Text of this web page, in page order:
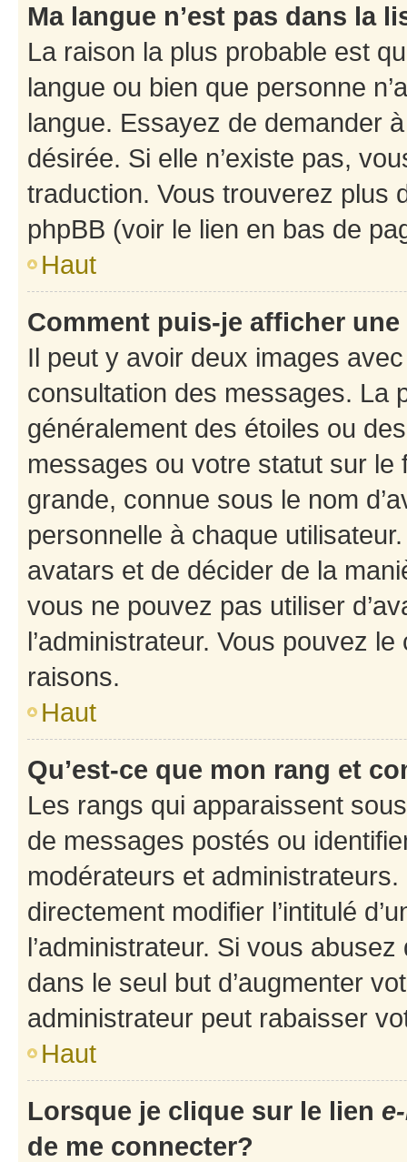
Ma langue n’est pas dans la
La raison la plus probable est
langue ou bien que personne
langue. Essayez de demander
désirée. Si elle n’existe pas,
traduction. Vous trouverez plus
phpBB (voir le lien en bas de
Haut
Comment puis-je afficher
Il peut y avoir deux images
consultation des messages. La
généralement des étoiles ou
messages ou votre statut sur
grande, connue sous le nom
personnelle à chaque utilisateur.
avatars et de décider de la
vous ne pouvez pas utiliser
l’administrateur. Vous pouvez
raisons.
Haut
Qu’est-ce que mon rang et
Les rangs qui apparaissent
de messages postés ou
modérateurs et
directement modifier l’intitulé
l’administrateur. Si vous
dans le seul but d’augmenter
administrateur peut rabaisser
Haut
Lorsque je clique sur le lien
de me connecter?